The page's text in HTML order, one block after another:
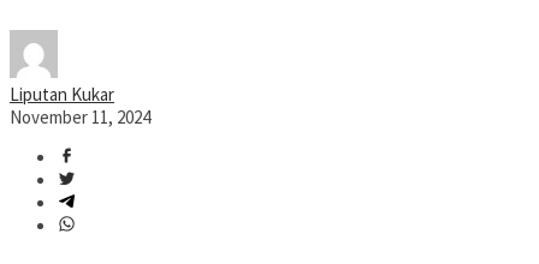
Liputan Kukar
November 11, 2024